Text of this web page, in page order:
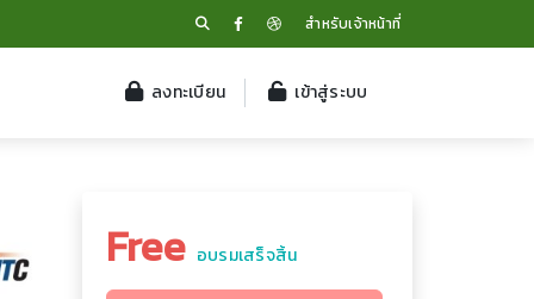
สำหรับเจ้าหน้าที่
ลงทะเบียน เข้าสู่ระบบ
Free อบรมเสร็จสิ้น